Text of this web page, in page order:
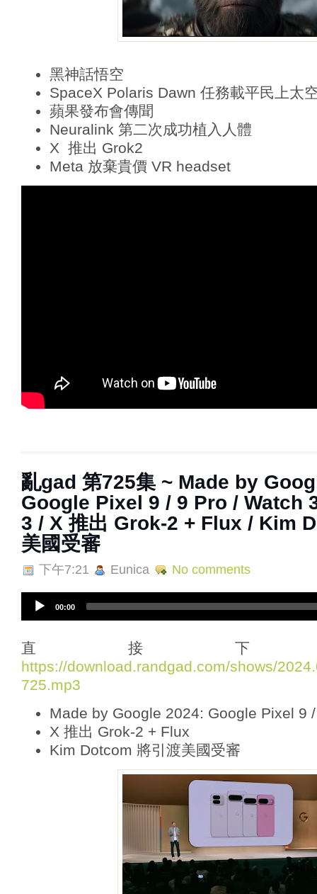
黑神話悟空
SpaceX Polaris Dawn 任務載平民上太
蘋果發布會傳聞
Neuralink 第二次成功植入人體
X 推出 Grok2
Meta 放棄貴價 VR headset
亂‌‌‌gad‌‌‌ ‌‌‌‌‌第‌‌‌725集 ~ Made by
Google Pixel 9 / 9 Pro / Watch
3 / X 推出 Grok-2 + Flux / Kim
美國受審
下午7:21 Eunica No comments
i
o
P
l
00:00
直接
https://download.randgad.com/shows/
725.mp3
Made by Google 2024: Google Pixel 9
X 推出 Grok-2 + Flux
Kim Dotcom 將引渡美國受審